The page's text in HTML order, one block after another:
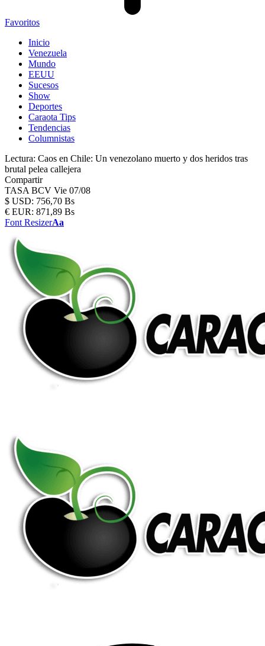
Favoritos
Inicio
Venezuela
Mundo
EEUU
Sucesos
Show
Deportes
Caraota Tips
Tendencias
Columnistas
Lectura: Caos en Chile: Un venezolano muerto y dos heridos tras
brutal pelea callejera
Compartir
TASA BCV Vie 07/08
$ USD: 756,70 Bs
€ EUR: 871,89 Bs
Font ResizerAa